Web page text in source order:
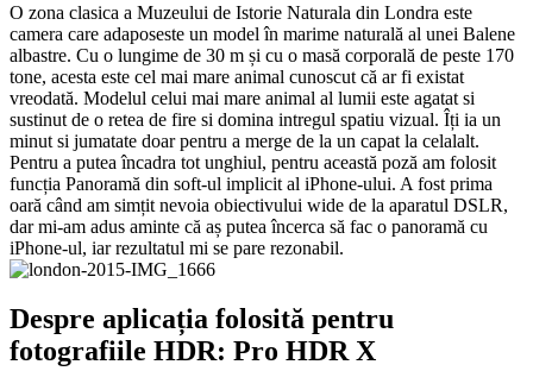
O zona clasica a Muzeului de Istorie Naturala din Londra este
camera care adaposeste un model în marime naturală al unei Balene
albastre. Cu o lungime de 30 m și cu o masă corporală de peste 170
tone, acesta este cel mai mare animal cunoscut că ar fi existat
vreodată. Modelul celui mai mare animal al lumii este agatat si
sustinut de o retea de fire si domina intregul spatiu vizual. Îți ia un
minut si jumatate doar pentru a merge de la un capat la celalalt.
Pentru a putea încadra tot unghiul, pentru această poză am folosit
funcția Panoramă din soft-ul implicit al iPhone-ului. A fost prima
oară când am simțit nevoia obiectivului wide de la aparatul DSLR,
dar mi-am adus aminte că aș putea încerca să fac o panoramă cu
iPhone-ul, iar rezultatul mi se pare rezonabil.
Despre aplicația folosită pentru
fotografiile HDR: Pro HDR X